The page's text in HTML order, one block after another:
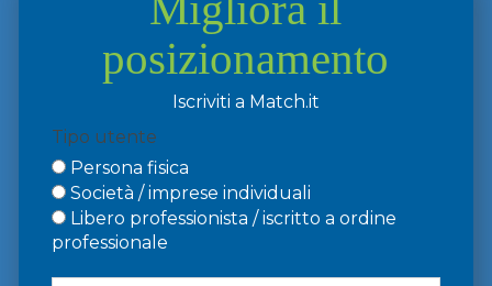
posizionamento
Iscriviti a Match.it
Tipo utente
Persona fisica
Società / imprese individuali
Libero professionista / iscritto a ordine
professionale